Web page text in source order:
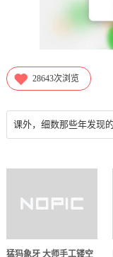
28643次浏览
猛犸象牙 大师手工镂空